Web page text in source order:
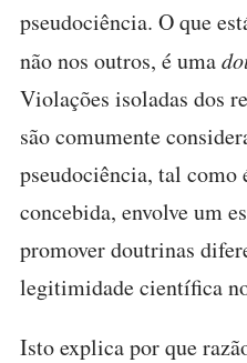
pseudociência. O que
não nos outros, é uma
Violações isoladas dos
são comumente
pseudociência, tal como
concebida, envolve um
promover doutrinas
legitimidade científica
Isto explica por que